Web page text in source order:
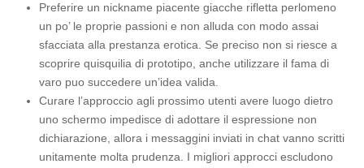
Preferire un nickname piacente giacche rifletta perlomeno
un po’ le proprie passioni e non alluda con modo assai
sfacciata alla prestanza erotica. Se preciso non si riesce a
scoprire quisquilia di prototipo, anche utilizzare il fama di
varo puo succedere un’idea valida.
Curare l’approccio agli prossimo utenti avere luogo dietro
uno schermo impedisce di adottare il espressione non
dichiarazione, allora i messaggini inviati in chat vanno scritti
unitamente molta prudenza. I migliori approcci escludono